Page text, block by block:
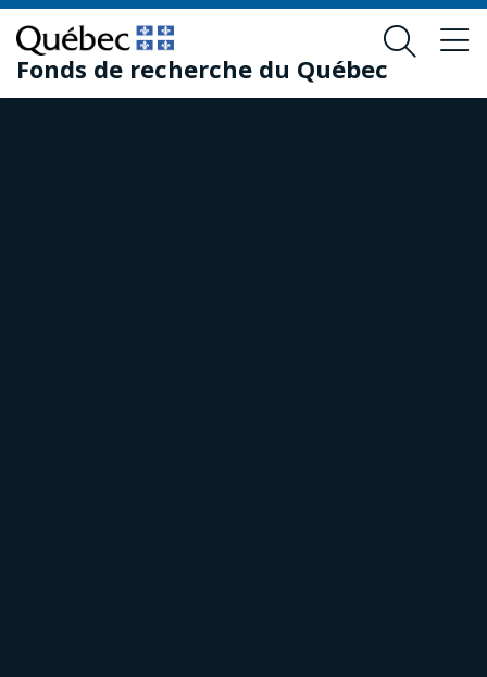
Passer
au
contenu
principal
Passer
au
pied
de
Fonds de recherche du Québec